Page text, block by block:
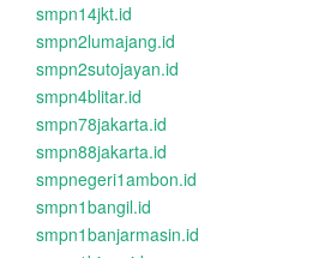
smpn14jkt.id
smpn2lumajang.id
smpn2sutojayan.id
smpn4blitar.id
smpn78jakarta.id
smpn88jakarta.id
smpnegeri1ambon.id
smpn1bangil.id
smpn1banjarmasin.id